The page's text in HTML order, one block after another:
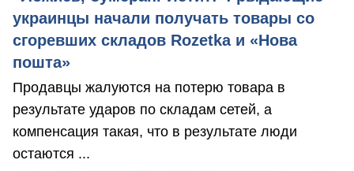
украинцы начали получать товары со
сгоревших складов Rozetka и «Нова
пошта»
Продавцы жалуются на потерю товара в
результате ударов по складам сетей, а
компенсация такая, что в результате люди
остаются ...